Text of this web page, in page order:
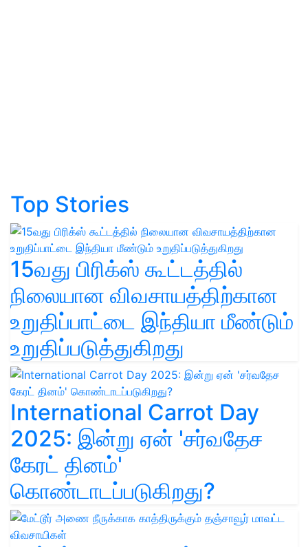
Top Stories
15வது பிரிக்ஸ் கூட்டத்தில்
நிலையான விவசாயத்திற்கான
உறுதிப்பாட்டை இந்தியா மீண்டும்
உறுதிப்படுத்துகிறது
International Carrot Day
2025: இன்று ஏன் 'சர்வதேச
கேரட் தினம்'
கொண்டாடப்படுகிறது?